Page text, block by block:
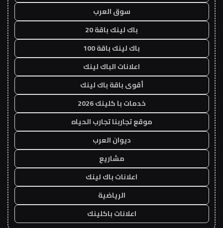
سوق العرب
باك لينك باقة 20
باك لينك باقة 100
اعلانات الباك لينك
أقوى باقة باك لينك
خدمات با كلينك 2026
موقع تجاربنا تجارب الحياه
ديوان العرب
مشاريع
اعلانات باك لينك
الرياضية
اعلانات باكلينك